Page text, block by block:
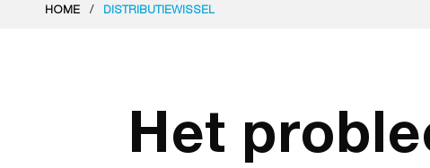
Het
HOME / DISTRIBUTIEWISSEL